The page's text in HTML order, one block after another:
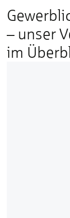
– unser
im